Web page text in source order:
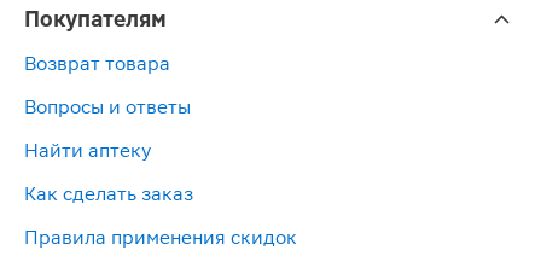
Покупателям
Возврат товара
Вопросы и ответы
Найти аптеку
Как сделать заказ
Правила применения скидок